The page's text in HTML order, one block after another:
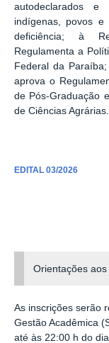
autodeclarados
indígenas, povos e
deficiência; à
Regulamenta a
Federal da
aprova o
de Pós-Graduação
de Ciências Agrárias.
EDITAL 03/2026
Orientações
As inscrições serão
Gestão Acadêmica
até às 22:00 h do